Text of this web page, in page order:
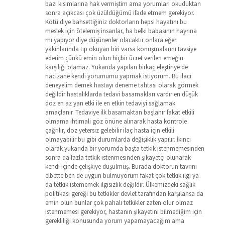
bazı kısımlarına hak vermiştim ama yorumları okuduktan
sonra açıkcası çok üzüldüğümü ifade etmem gerekiyor.
Kötü diye bahsettiğiniz doktorların hepsi hayatını bu
meslek için ötelemiş insanlar, ha belki babasının hayrına
mı yapıyor diye düşünenler olacaktır onlara eğer
yakınlarında tıp okuyan biri varsa konuşmalarını tavsiye
ederim çünkü emin olun hiçbir ücret verilen emeğin
karşılığı olamaz. Yukarıda yapılan birkaç eleştiriye de
nacizane kendi yorumumu yapmak istiyorum. Bu ilacı
deneyelim demek hastayı deneme tahtası olarak görmek
değildir hastalıklarda tedavi basamakları vardır en düşük
doz en az yan etki ile en etkin tedaviyi sağlamak
amaçlanır. Tedaviye ilk basamaktan başlanır fakat etkili
olmama ihtimali göz önüne alınarak hasta kontrole
çağrılır, doz yetersiz gelebilir ilaç hasta için etkili
olmayabilir bu gibi durumlarda değişiklik yapılır. İkinci
olarak yukarıda bir yorumda başta tetkik istenmemesinden
sonra da fazla tetkik istenmesinden şikayetçi olunarak
kendi içinde çelişkiye düşülmüş. Burada doktorun tavrını
elbette ben de uygun bulmuyorum fakat çok tetkik ilgi ya
da tetkik istememek ilgisizlik değildir. Ülkemizdeki sağlık
politikası gereği bu tetkikler devlet tarafından karşılansa da
emin olun bunlar çok pahalı tetkikler zaten olur olmaz
istenmemesi gerekiyor, hastanın şikayetini bilmediğim için
gerekliliği konusunda yorum yapamayacağım ama